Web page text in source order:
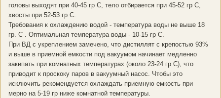
головы выходят при 40-45 гр С, тело отбирается при 45-52 гр С,
хвосты при 52-53 гр С.
Требования к охлаждению водой - температура воды не выше 18
гр. С . Оптимальная температура воды - 10-15 гр С.
При ВД с укреплением замечено, что дистиллят с крепостью 93%
и выше в приемной емкости под вакуумом начинает медленно
закипать при комнатных температурах (около 23-24 гр С), что
приводит к проскоку паров в вакуумный насос. Чтобы это
исключить рекомендуется охлаждать приемную емкость при
мерно на 5-19 гр ниже комнатной температуры.